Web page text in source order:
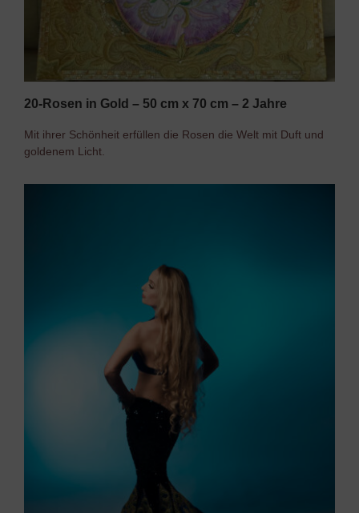
20-Rosen in Gold – 50 cm x 70 cm – 2 Jahre
Mit ihrer Schönheit erfüllen die Rosen die Welt mit Duft und
goldenem Licht.